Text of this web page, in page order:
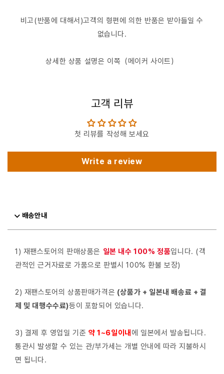
비고(반품에 대해서)고객의 형편에 의한 반품은 받아들일 수
없습니다.
상세한 상품 설명은 이쪽（메이커 사이트）
고객 리뷰
첫 리뷰를 작성해 보세요
Write a review
배송안내
1) 재팬스토어의 판매상품은 일본 내수 100% 정품입니다. (객
관적인 근거자료로 가품으로 판별시 100% 환불 보장)
2) 재팬스토어의 상품판매가격은 (상품가 + 일본내 배송료 + 결
제 및 대행수수료)등이 포함되어 있습니다.
3) 결제 후 영업일 기준 약 1~6일이내 에 일본에서 발송됩니다.
통관시 발생할 수 있는 관/부가세는 개별 안내에 따라 지불하시
면 됩니다.